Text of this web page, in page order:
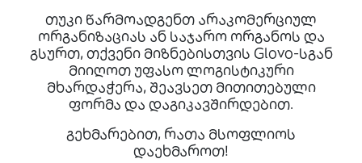
თუკი წარმოადგენთ არაკომერციულ
ორგანიზაციას ან საჯარო ორგანოს და
გსურთ, თქვენი მიზნებისთვის Glovo-სგან
მიიღოთ უფასო ლოგისტიკური
მხარდაჭერა, შეავსეთ მითითებული
ფორმა და დაგიკავშირდებით.
გეხმარებით, რათა მსოფლიოს
დაეხმაროთ!